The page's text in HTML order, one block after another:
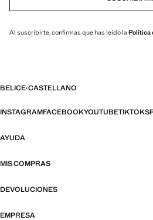
Al suscribirte, confirmas que has leído laPolítica
BELICE·CASTELLANO
INSTAGRAMFACEBOOKYOUTUBETIKTOK
AYUDA
MIS COMPRAS
DEVOLUCIONES
EMPRESA